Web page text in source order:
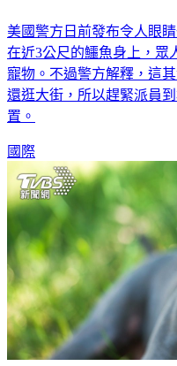
美國警方日前發布令人眼
在近3公尺的鱷魚身上，眾
寵物。不過警方解釋，這
還逛大街，所以趕緊派員
置。
國際